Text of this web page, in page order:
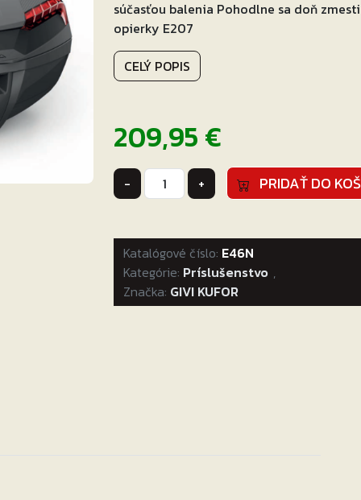
súčasťou balenia Pohodlne sa doň
opierky E207
CELÝ POPIS
209,95€
-
množstvo
GIVI
KUFOR
46
L
E46N
+ PRIDAŤ DO
Katalógové číslo: E46N
Kategórie: Príslušenstvo ,
Značka: GIVI KUFOR